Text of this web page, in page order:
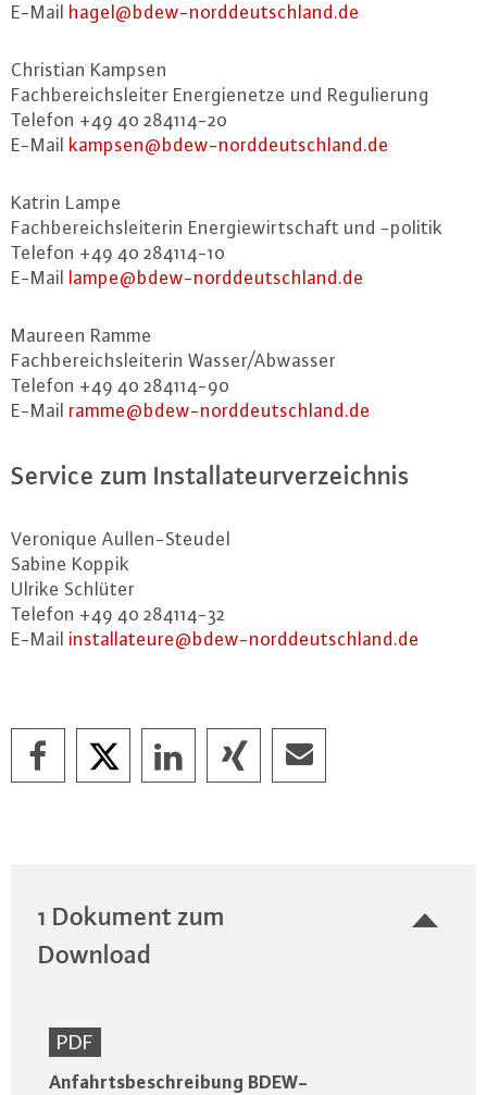
E-Mail hagel@​bdew-​norddeutschland.​de
Christian Kampsen
Fach­be­reichs­lei­ter En­er­gie­net­ze und Re­gu­lie­rung
Telefon +49 40 284114-20
E-Mail kampsen@​bdew-​norddeutschland.​de
Katrin Lampe
Fach­be­reichs­lei­te­rin En­er­gie­wirt­schaft und -politik
Telefon +49 40 284114-10
E-Mail lampe@​bdew-​norddeutschland.​de
Maureen Ramme
Fach­be­reichs­lei­te­rin Wasser/Abwasser
Telefon +49 40 284114-90
E-Mail ramme@​bdew-​norddeutschland.​de
Service zum In­stal­la­teur­ver­zeich­nis
Veronique Aul­len-Steu­del
Sabine Koppik
Ulrike Schlüter
Telefon +49 40 284114-32
E-Mail in­stal­la­teu­re@​bdew-​norddeutschland.​de
1 Dokument zum
Download
PDF
Anfahrtsbeschreibung BDEW-